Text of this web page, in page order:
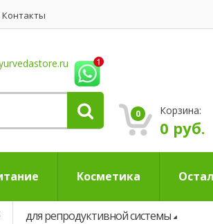
Контакты
0 Корзина:
0 руб.
Косметика
для репродуктивной системы